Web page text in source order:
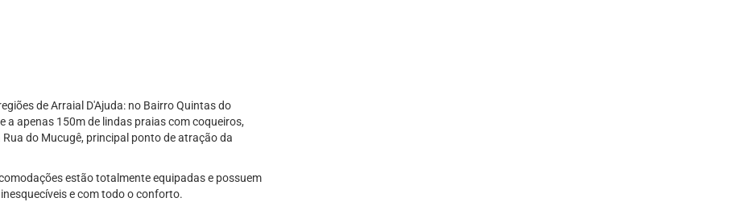
de Arraial D'Ajuda: no Bairro Quintas do
a apenas 150m de lindas praias com coqueiros,
do Mucugê, principal ponto de atração da
estão totalmente equipadas e possuem
e com todo o conforto.